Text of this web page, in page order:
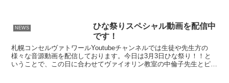
NEWS
ひな祭りスペシャル動画を配信中
です！
札幌コンセルヴァトワールYoutubeチャンネルでは生徒や先生方の
様々な音源動画を配信しております。今日は3月3日ひな祭り！！と
いうことで、この日に合わせてヴァイオリン教室の中倫子先生とピア